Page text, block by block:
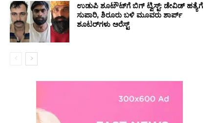
ಉಡುಪಿ ಶೂಟೌಟ್‌ಗೆ ಬಿಗ್ ಟ್ವಿಸ್ಟ್: ಡೇವಿಡ್ ಹತ್ಯೆಗೆ
ಸುಪಾರಿ, ಶಿರೂರು ಬಳಿ ಮೂವರು ಶಾರ್ಪ್
ಶೂಟರ್‌ಗಳು ಅರೆಸ್ಟ್